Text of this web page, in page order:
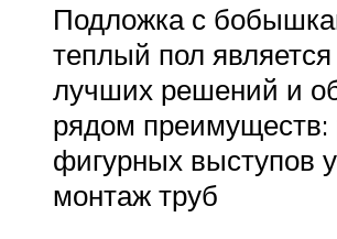
Подложка с
теплый пол
лучших решений и
рядом преимуществ:
фигурных выступов
монтаж труб